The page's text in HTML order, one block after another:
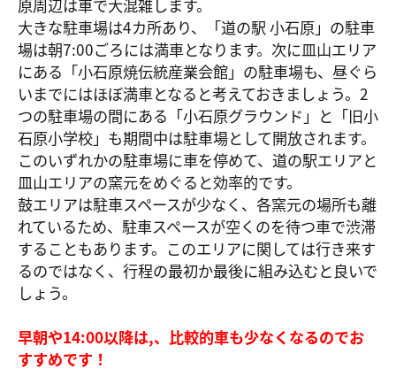
原周辺は車で大混雑します。
大きな駐車場は4カ所あり、「道の駅 小石原」の駐車
場は朝7:00ごろには満車となります。次に皿山エリア
にある「小石原焼伝統産業会館」の駐車場も、昼ぐら
いまでにはほぼ満車となると考えておきましょう。2
つの駐車場の間にある「小石原グラウンド」と「旧小
石原小学校」も期間中は駐車場として開放されます。
このいずれかの駐車場に車を停めて、道の駅エリアと
皿山エリアの窯元をめぐると効率的です。
鼓エリアは駐車スペースが少なく、各窯元の場所も離
れているため、駐車スペースが空くのを待つ車で渋滞
することもあります。このエリアに関しては行き来す
るのではなく、行程の最初か最後に組み込むと良いで
しょう。
早朝や14:00以降は,、比較的車も少なくなるのでお
すすめです！